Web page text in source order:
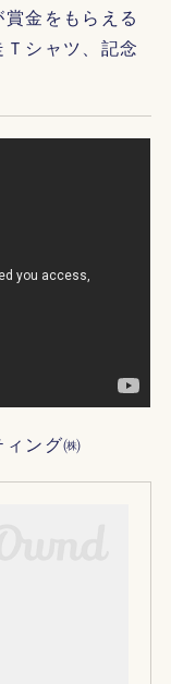
金をもらえる
シャツ、記念
ング㈱